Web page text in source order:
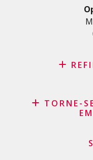
Pedido
TORNE-